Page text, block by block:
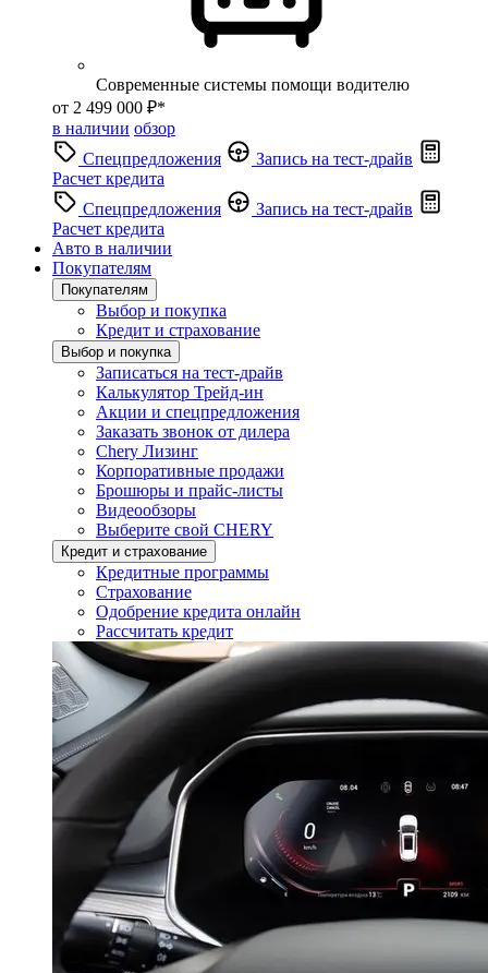
Современные системы помощи водителю
от 2 499 000 ₽*
в наличии обзор
Спецпредложения
Запись на тест-драйв
Расчет кредита
Спецпредложения
Запись на тест-драйв
Расчет кредита
Авто в наличии
Покупателям
Покупателям
Выбор и покупка
Кредит и страхование
Выбор и покупка
Записаться на тест-драйв
Калькулятор Трейд-ин
Акции и спецпредложения
Заказать звонок от дилера
Chery Лизинг
Корпоративные продажи
Брошюры и прайс-листы
Видеообзоры
Выберите свой CHERY
Кредит и страхование
Кредитные программы
Страхование
Одобрение кредита онлайн
Рассчитать кредит